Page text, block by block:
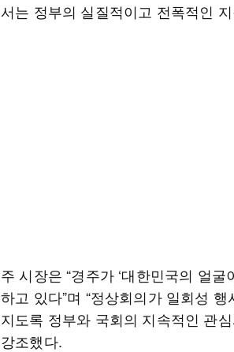
서는 정부의 실질적이고 전폭적인
주 시장은 “경주가 ‘대한민국의 얼
하고 있다”며 “정상회의가 일회성
지도록 정부와 국회의 지속적인 관
강조했다.